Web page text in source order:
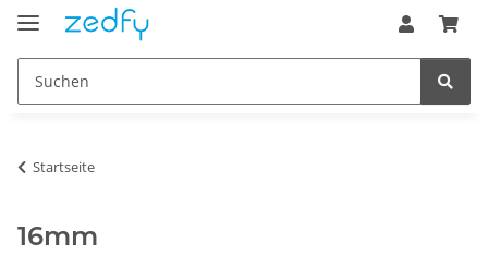
Startseite
16mm